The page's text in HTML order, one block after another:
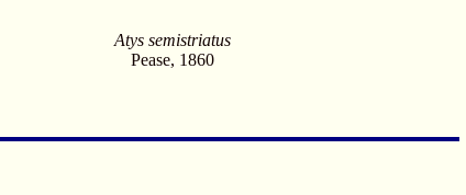
Atys semistriatus
Pease, 1860